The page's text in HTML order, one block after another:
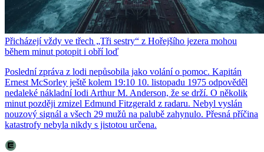
Přicházejí vždy ve třech „Tři sestry“ z Hořejšího jezera mohou
během minut potopit i obří loď
Poslední zpráva z lodi nepůsobila jako volání o pomoc. Kapitán
Ernest McSorley ještě kolem 19:10 10. listopadu 1975 odpověděl
nedaleké nákladní lodi Arthur M. Anderson, že se drží. O několik
minut později zmizel Edmund Fitzgerald z radaru. Nebyl vyslán
nouzový signál a všech 29 mužů na palubě zahynulo. Přesná příčina
katastrofy nebyla nikdy s jistotou určena.